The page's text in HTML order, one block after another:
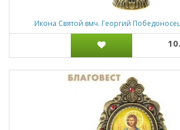
Икона Святой вмч. Георгий